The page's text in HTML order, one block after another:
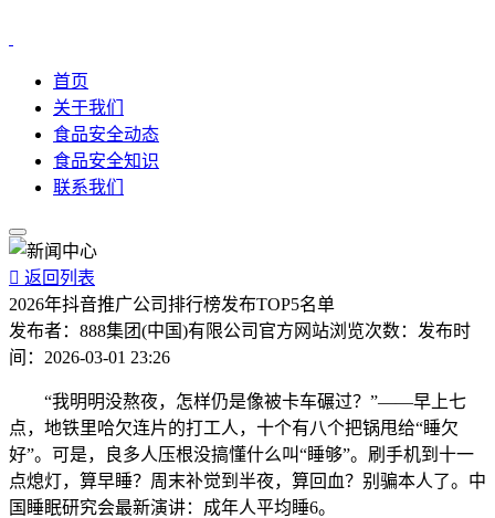
首页
关于我们
食品安全动态
食品安全知识
联系我们
 返回列表
2026年抖音推广公司排行榜发布TOP5名单
发布者： 888集团(中国)有限公司官方网站浏览次数： 发布时
间： 2026-03-01 23:26
“我明明没熬夜，怎样仍是像被卡车碾过？”——早上七
点，地铁里哈欠连片的打工人，十个有八个把锅甩给“睡欠
好”。可是，良多人压根没搞懂什么叫“睡够”。刷手机到十一
点熄灯，算早睡？周末补觉到半夜，算回血？别骗本人了。中
国睡眠研究会最新演讲：成年人平均睡6。